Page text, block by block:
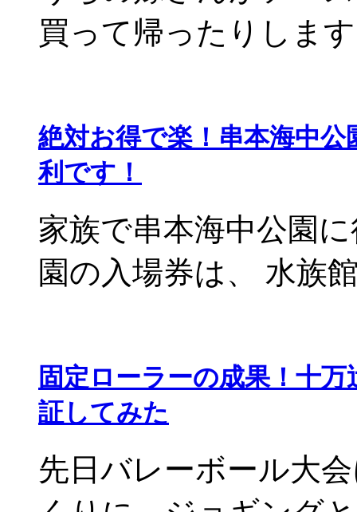
買って帰ったりしま
絶対お得で楽！串本海中
利です！
家族で串本海中公園
園の入場券は、 水族
固定ローラーの成果！十
証してみた
先日バレーボール大